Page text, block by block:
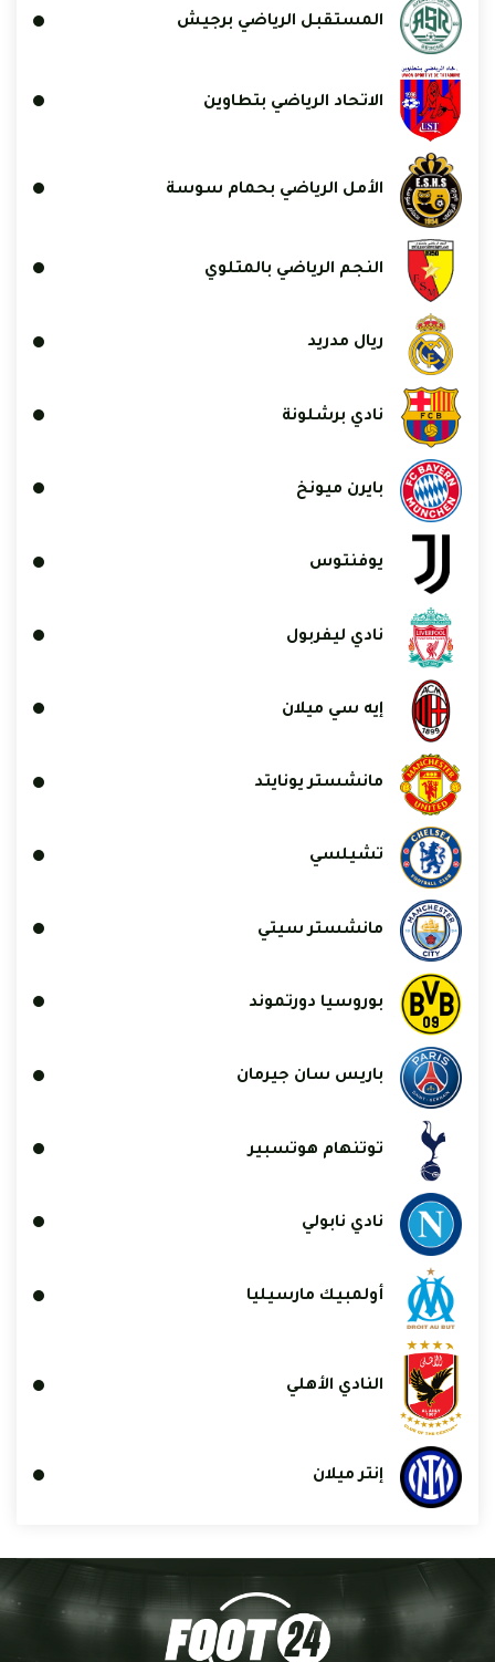
المستقبل الرياضي برجيش
الاتحاد الرياضي بتطاوين
الأمل الرياضي بحمام سوسة
النجم الرياضي بالمتلوي
ريال مدريد
نادي برشلونة
بايرن ميونخ
يوفنتوس
نادي ليفربول
إيه سي ميلان
مانشستر يونايتد
تشيلسي
مانشستر سيتي
بوروسيا دورتموند
باريس سان جيرمان
توتنهام هوتسبير
نادي نابولي
أولمبيك مارسيليا
النادي الأهلي
إنتر ميلان